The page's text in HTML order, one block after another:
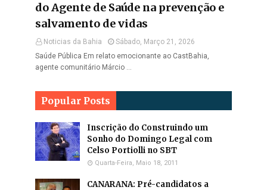
do Agente de Saúde na prevenção e
salvamento de vidas
Noticias da Bahia
Sábado, Março 21, 2026
Saúde Pública Em relato emocionante ao CastBahia,
agente comunitário Márcio …
Popular Posts
Inscrição do Construindo um
Sonho do Domingo Legal com
Celso Portiolli no SBT
Quarta-Feira, Maio 18, 2011
CANARANA: Pré-candidatos a